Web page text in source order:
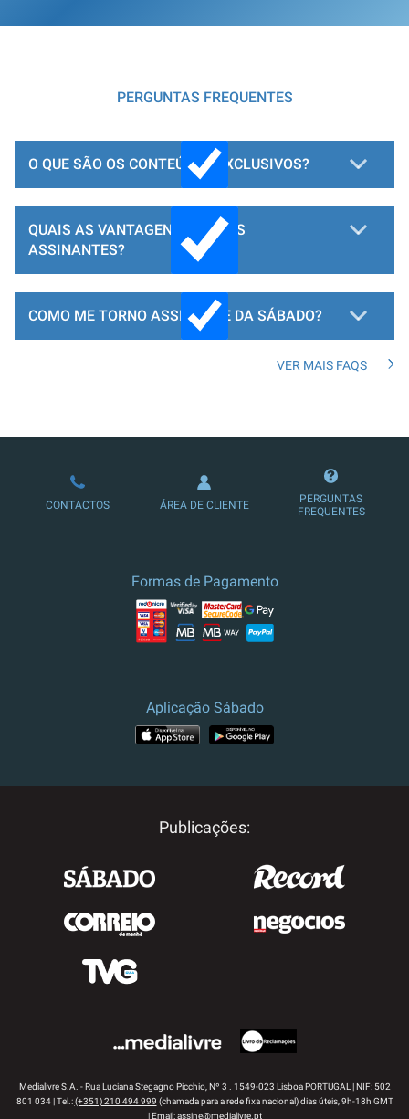
PERGUNTAS FREQUENTES
O QUE SÃO OS CONTEÚDOS EXCLUSIVOS?
QUAIS AS VANTAGENS PARA OS
ASSINANTES?
COMO ME TORNO ASSINANTE DA SÁBADO?
LOJA DE ASSINATURAS
VER MAIS FAQS
CONTACTOS ÁREA DE CLIENTE
PERGUNTAS
FREQUENTES
Formas de Pagamento
Aplicação Sábado
Publicações:
Medialivre S.A. - Rua Luciana Stegagno Picchio, Nº 3 . 1549-023 Lisboa PORTUGAL | NIF: 502
801 034 | Tel.:(+351) 210 494 999 (chamada para a rede fixa nacional) dias úteis, 9h-18h GMT
| Email:assine@medialivre.pt